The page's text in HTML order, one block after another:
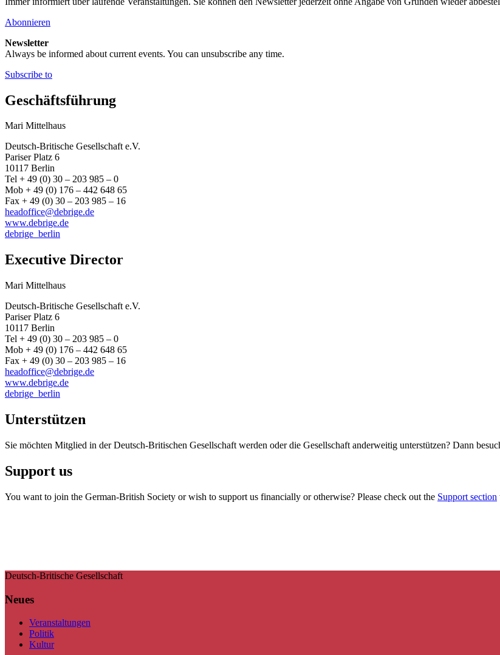
Abonnieren
Newsletter
Always be informed about current events. You can unsubscribe any time.
Subscribe to
Geschäftsführung
Mari Mittelhaus
Deutsch-Britische Gesellschaft e.V.
Pariser Platz 6
10117 Berlin
Tel + 49 (0) 30 – 203 985 – 0
Mob + 49 (0) 176 – 442 648 65
Fax + 49 (0) 30 – 203 985 – 16
headoffice@debrige.de
www.debrige.de
debrige_berlin
Executive Director
Mari Mittelhaus
Deutsch-Britische Gesellschaft e.V.
Pariser Platz 6
10117 Berlin
Tel + 49 (0) 30 – 203 985 – 0
Mob + 49 (0) 176 – 442 648 65
Fax + 49 (0) 30 – 203 985 – 16
headoffice@debrige.de
www.debrige.de
debrige_berlin
Unterstützen
Sie möchten Mitglied in der Deutsch-Britischen Gesellschaft werden oder die Gesellschaft anderweitig unterstützen? Dann
Support us
You want to join the German-British Society or wish to support us financially or otherwise? Please check out the Support section
Deutsch-Britische Gesellschaft
Neues
Veranstaltungen
Politik
Kultur